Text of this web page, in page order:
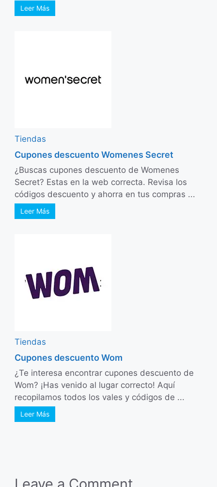
Leer Más
Tiendas
Cupones descuento Womenes Secret
¿Buscas cupones descuento de Womenes
Secret? Estas en la web correcta. Revisa los
códigos descuento y ahorra en tus compras ...
Leer Más
Tiendas
Cupones descuento Wom
¿Te interesa encontrar cupones descuento de
Wom? ¡Has venido al lugar correcto! Aquí
recopilamos todos los vales y códigos de ...
Leer Más
Leave a Comment